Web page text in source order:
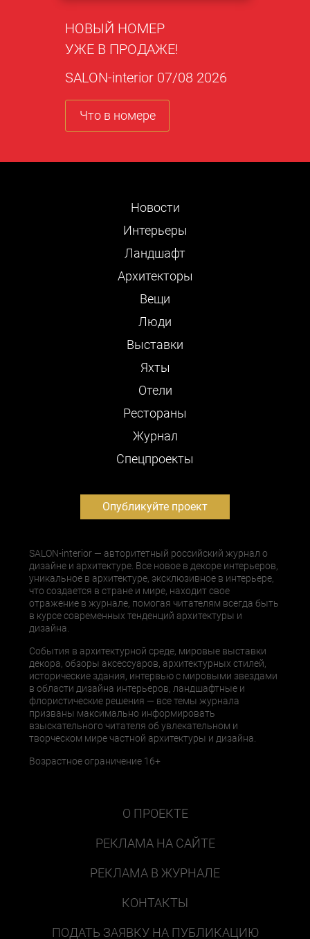
НОВЫЙ НОМЕР
УЖЕ В ПРОДАЖЕ!
SALON-interior 07/08 2026
Что в номере
Новости
Интерьеры
Ландшафт
Архитекторы
Вещи
Люди
Выставки
Яхты
Отели
Рестораны
Журнал
Cпецпроекты
Опубликуйте проект
SALON-interior — авторитетный российский журнал о
дизайне и архитектуре. Все новое в декоре интерьеров,
уникальное в архитектуре, эксклюзивное в интерьере,
что создается в стране и мире, находит свое
отражение в журнале, помогая читателям всегда быть
в курсе современных тенденций архитектуры и
дизайна.
События в архитектурной среде, мировые выставки
декора, обзоры аксессуаров, архитектурных стилей,
исторические здания, интервью с мировыми звездами
в области дизайна интерьеров, ландшафтные и
флористические решения — все темы журнала
призваны максимально информировать
взыскательного читателя об увлекательном и
творческом мире частной архитектуры и дизайна.
Возрастное ограничение 16+
О ПРОЕКТЕ
РЕКЛАМА НА САЙТЕ
РЕКЛАМА В ЖУРНАЛЕ
КОНТАКТЫ
ПОДАТЬ ЗАЯВКУ НА ПУБЛИКАЦИЮ